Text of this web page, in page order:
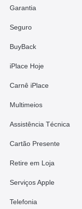
Garantia
Seguro
BuyBack
iPlace Hoje
Carnê iPlace
Multimeios
Assistência Técnica
Cartão Presente
Retire em Loja
Serviços Apple
Telefonia